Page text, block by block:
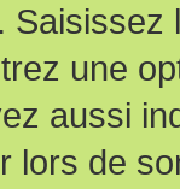
une
aussi
lors de